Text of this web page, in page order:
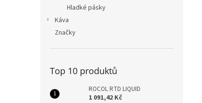
Hladké pásky
Káva
Značky
Top 10 produktů
ROCOL RTD LIQUID
1 091,42 Kč